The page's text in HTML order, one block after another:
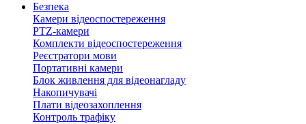
Безпека
Камери відеоспостереження
PTZ-камери
Комплекти відеоспостереження
Реєстратори мови
Портативні камери
Блок живлення для відеонагладу
Накопичувачі
Плати відеозахоплення
Контроль трафіку